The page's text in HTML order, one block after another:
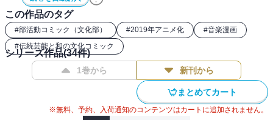
この作品のタグ
#部活動コミック（文化部） #2019年アニメ化 #音楽漫画
#伝統芸能と和の文化コミック
シリーズ作品(34件)
1巻から 新刊から
まとめてカート
※無料、予約、入荷通知のコンテンツはカートに追加されません。